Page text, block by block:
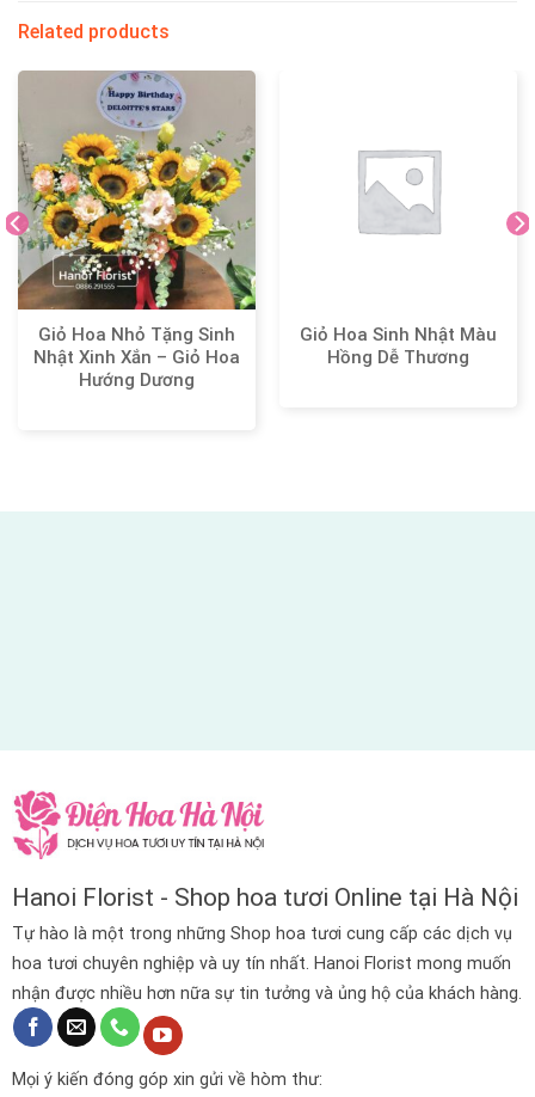
Related products
Giỏ Hoa Nhỏ Tặng Sinh
Nhật Xinh Xắn – Giỏ Hoa
Hướng Dương
Giỏ Hoa Sinh Nhật Màu
Hồng Dễ Thương
Hanoi Florist - Shop hoa tươi Online tại Hà Nội
Tự hào là một trong những Shop hoa tươi cung cấp các dịch vụ
hoa tươi chuyên nghiệp và uy tín nhất. Hanoi Florist mong muốn
nhận được nhiều hơn nữa sự tin tưởng và ủng hộ của khách hàng.
Mọi ý kiến đóng góp xin gửi về hòm thư: